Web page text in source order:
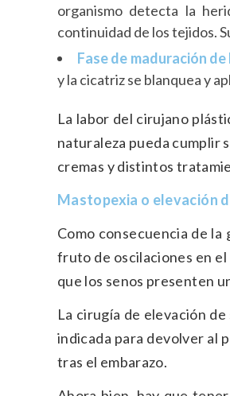
organismo detecta la
continuidad de los tejidos.
Fase de maduración
y la cicatriz se blanquea y
La labor del cirujano
naturaleza pueda cumplir
cremas y distintos
Mastopexia o elevación
Como consecuencia de
fruto de oscilaciones en
que los senos presenten
La cirugía de elevación
indicada para devolver al
tras el embarazo.